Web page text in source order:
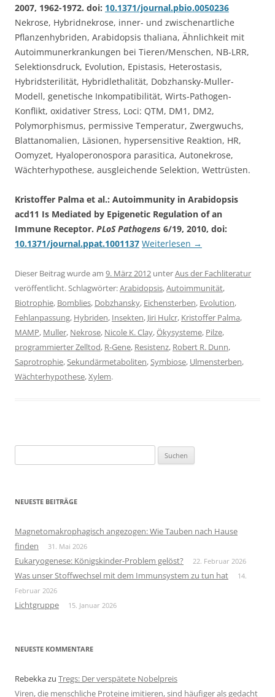
2007, 1962-1972. doi: 10.1371/journal.pbio.0050236
Nekrose, Hybridnekrose, inner- und zwischenartliche
Pflanzenhybriden, Arabidopsis thaliana, Ähnlichkeit mit
Autoimmunerkrankungen bei Tieren/Menschen, NB-LRR,
Selektionsdruck, Evolution, Epistasis, Heterostasis,
Hybridsterilität, Hybridlethalität, Dobzhansky-Muller-
Modell, genetische Inkompatibilität, Wirts-Pathogen-
Konflikt, oxidativer Stress, Loci: QTM, DM1, DM2,
Polymorphismus, permissive Temperatur, Zwergwuchs,
Blattanomalien, Läsionen, hypersensitive Reaktion, HR,
Oomyzet, Hyaloperonospora parasitica, Autonekrose,
Wächterhypothese, ausgleichende Selektion, Wettrüsten.
Kristoffer Palma et al.: Autoimmunity in Arabidopsis
acd11 Is Mediated by Epigenetic Regulation of an
Immune Receptor. PLoS Pathogens 6/19, 2010, doi:
10.1371/journal.ppat.1001137 Weiterlesen →
Dieser Beitrag wurde am 9. März 2012 unterAus der Fachliteratur
veröffentlicht. Schlagwörter:Arabidopsis,Autoimmunität,
Biotrophie, Bomblies, Dobzhansky, Eichensterben, Evolution,
Fehlanpassung, Hybriden, Insekten, Jiri Hulcr, Kristoffer Palma,
MAMP, Muller, Nekrose, Nicole K. Clay,Ökysysteme, Pilze,
programmierter Zelltod, R-Gene, Resistenz, Robert R. Dunn,
Saprotrophie,Sekundärmetaboliten,Symbiose, Ulmensterben,
Wächterhypothese,Xylem.
nach:
NEUESTE BEITRÄGE
Magnetomakrophagisch angezogen: Wie Tauben nach Hause
finden
31. Mai 2026
Eukaryogenese: Königskinder-Problem gelöst? 22. Februar 2026
Was unser Stoffwechsel mit dem Immunsystem zu tun hat
14.
Februar 2026
Lichtgruppe 15. Januar 2026
NEUESTE KOMMENTARE
Rebekkazu Tregs: Der verspätete Nobelpreis
Viren, die menschliche Proteine imitieren, sind häufiger als gedacht